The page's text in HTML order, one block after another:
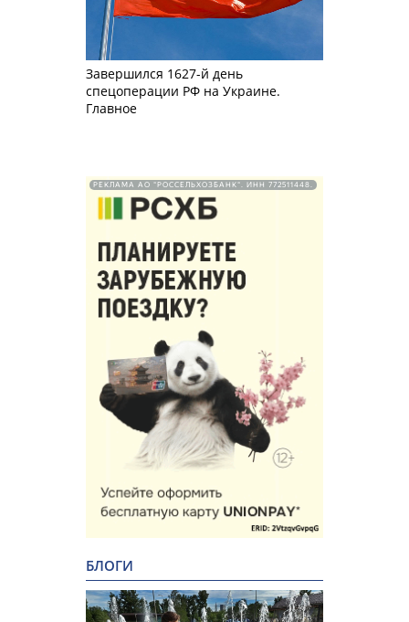
Завершился 1627-й день
спецоперации РФ на Украине.
Главное
РЕКЛАМА АО "РОССЕЛЬХОЗБАНК". ИНН 772511448.
БЛОГИ